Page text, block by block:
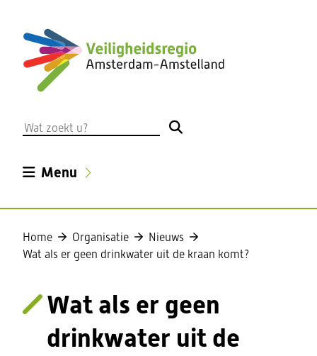
de
inhoud
Menu Uitklappen
Wat
zoekt
Home Organisatie
Nieuws
Wat als er geen drinkwater uit de kraan komt?
Wat als er geen
drinkwater uit de